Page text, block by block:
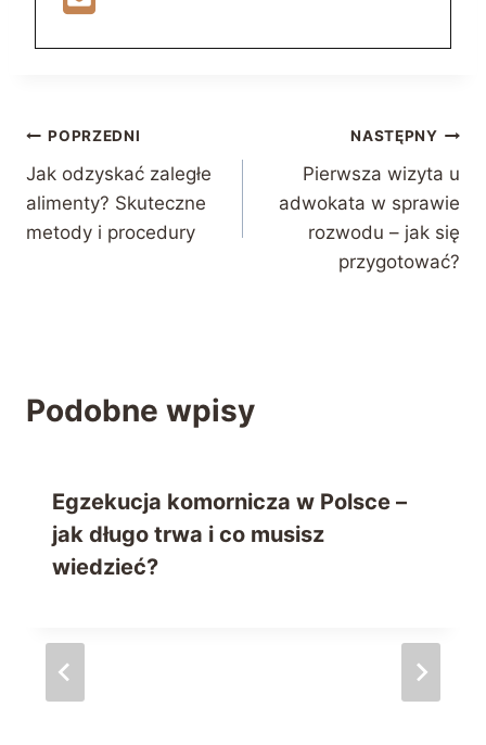
Nawigacja
wpisu
POPRZEDNI
Jak odzyskać zaległe
alimenty? Skuteczne
metody i procedury
NASTĘPNY
Pierwsza wizyta u
adwokata w sprawie
rozwodu – jak się
przygotować?
Podobne wpisy
Egzekucja komornicza w Polsce –
jak długo trwa i co musisz
wiedzieć?